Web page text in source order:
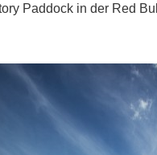
Paddock in der Red